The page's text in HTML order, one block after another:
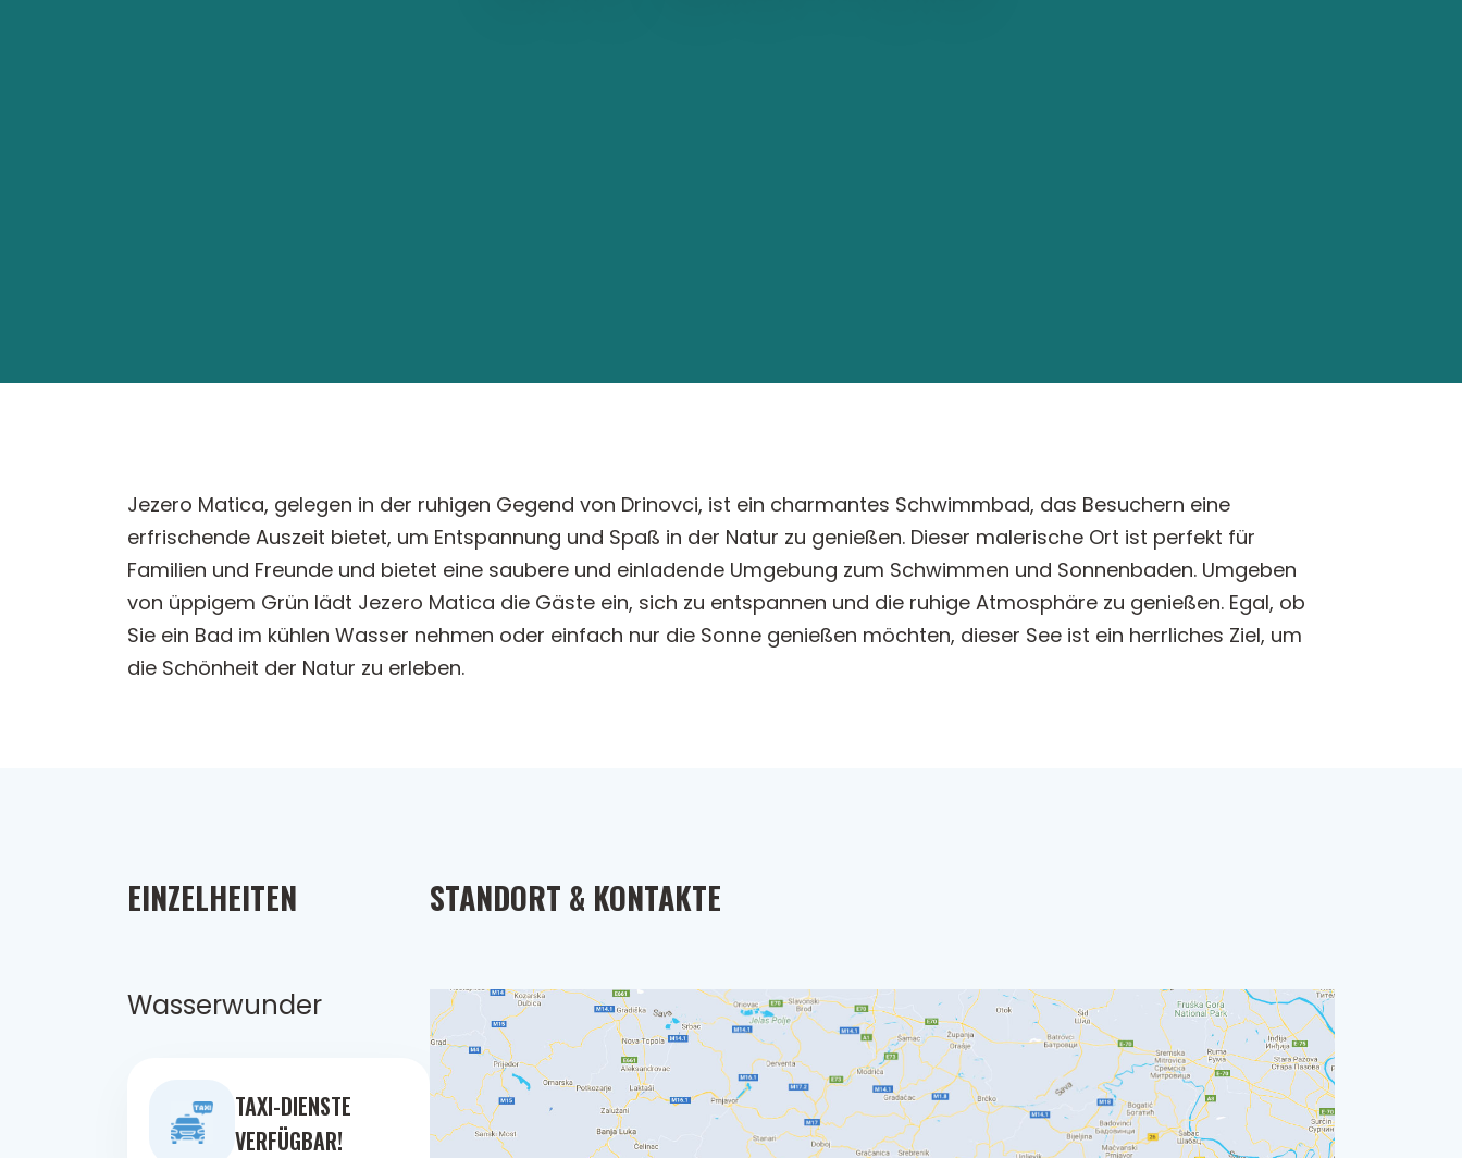
Jezero Matica, gelegen in der ruhigen Gegend von Drinovci, ist ein charmantes Schwimmbad, das Besuchern eine
erfrischende Auszeit bietet, um Entspannung und Spaß in der Natur zu genießen. Dieser malerische Ort ist perfekt für
Familien und Freunde und bietet eine saubere und einladende Umgebung zum Schwimmen und Sonnenbaden. Umgeben
von üppigem Grün lädt Jezero Matica die Gäste ein, sich zu entspannen und die ruhige Atmosphäre zu genießen. Egal, ob
Sie ein Bad im kühlen Wasser nehmen oder einfach nur die Sonne genießen möchten, dieser See ist ein herrliches Ziel, um
die Schönheit der Natur zu erleben.
EINZELHEITEN
Wasserwunder
TAXI-DIENSTE
VERFÜGBAR!
STANDORT & KONTAKTE